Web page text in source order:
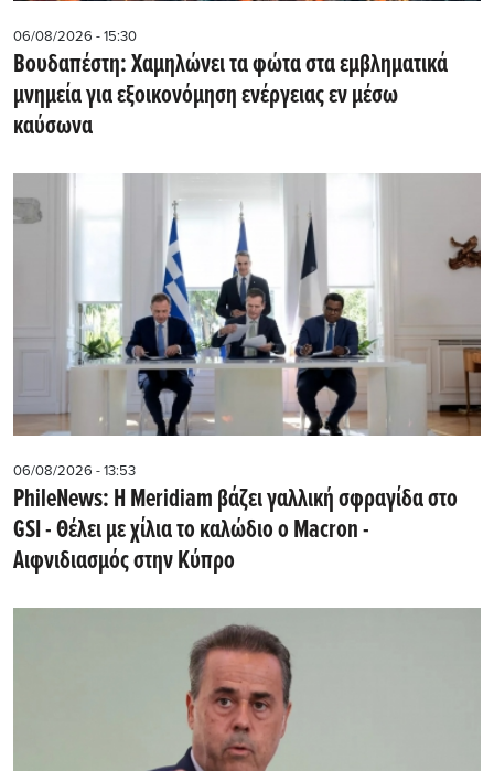
06/08/2026 - 15:30
Βουδαπέστη: Χαμηλώνει τα φώτα στα εμβληματικά
μνημεία για εξοικονόμηση ενέργειας εν μέσω
καύσωνα
06/08/2026 - 13:53
PhileNews: Η Meridiam βάζει γαλλική σφραγίδα στο
GSI - Θέλει με χίλια το καλώδιο ο Macron -
Αιφνιδιασμός στην Κύπρο